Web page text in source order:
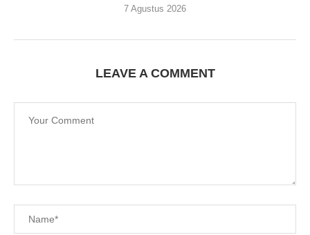
7 Agustus 2026
LEAVE A COMMENT